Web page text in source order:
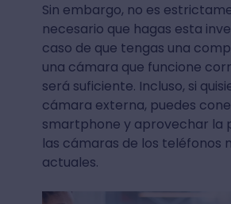
Sin embargo, no es
necesario que hagas esta
caso de que tengas una
una cámara que funcione
será suficiente. Incluso, si
cámara externa, puedes
smartphone y aprovechar la
las cámaras de los teléfonos
actuales.